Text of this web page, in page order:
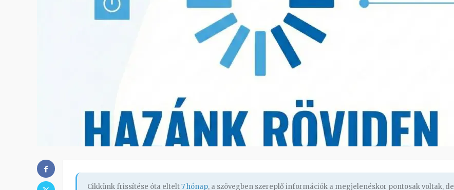
Cikkünk frissítése óta eltelt7 hónap, a szövegben szereplő információk a megjelenéskor pontosak voltak, de